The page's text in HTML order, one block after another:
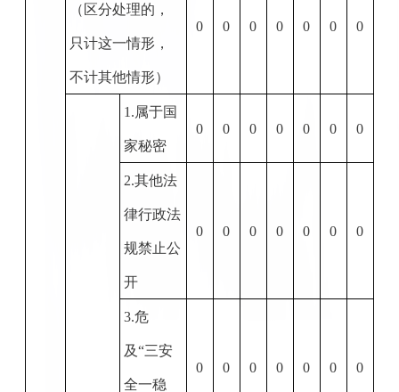
（区分处理的，
只计这一情形，
不计其他情形）
0 0 0 0 0 0 0
1.属于国
家秘密
0 0 0 0 0 0 0
2.其他法
律行政法
规禁止公
开
0 0 0 0 0 0 0
3.危
及“三安
全一稳
0 0 0 0 0 0 0